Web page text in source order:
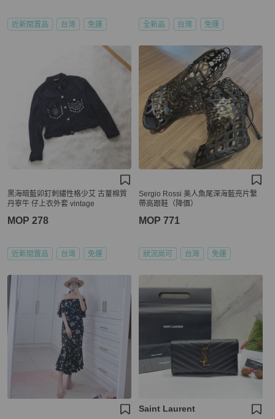
近新閒置品 台灣 免運 全新品 台灣 免運
黑海暗藍卯釘刺繡性格少艾 古蕫棉質
丹寧牛 仔上衣外套 vintage
MOP 278
近新閒置品 台灣 免運
Sergio Rossi 美人魚尾深海藍亮片繫
帶高跟鞋（降價）
MOP 771
狀況尚可 台灣 免運
Saint Laurent